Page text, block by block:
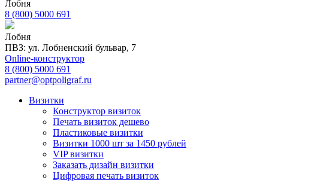
Лобня
8 (800) 5000 691
Лобня
ПВЗ: ул. Лобненский бульвар, 7
Online-конструктор
8 (800) 5000 691
partner@optpoligraf.ru
Визитки
Конструктор визиток
Печать визиток дешево
Пластиковые визитки
Визитки 1000 шт за 1450 рублей
VIP визитки
Заказать дизайн визитки
Цифровая печать визиток